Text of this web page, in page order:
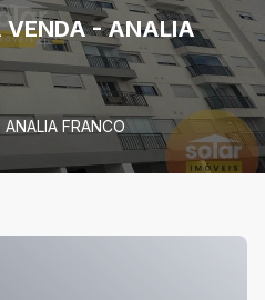
VENDA - ANALIA
FRANCO